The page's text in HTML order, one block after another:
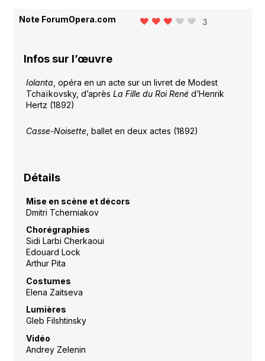
Note ForumOpera.com 3
Infos sur l’œuvre
Iolanta , opéra en un acte sur un livret de Modest
Tchaïkovsky, d’après La Fille du Roi Renéd’Henrik
Hertz (1892)
Casse-Noisette, ballet en deux actes (1892)
Détails
Mise en scène et décors
Dmitri Tcherniakov
Chorégraphies
Sidi Larbi Cherkaoui
Edouard Lock
Arthur Pita
Costumes
Elena Zaitseva
Lumières
Gleb Filshtinsky
Vidéo
Andrey Zelenin